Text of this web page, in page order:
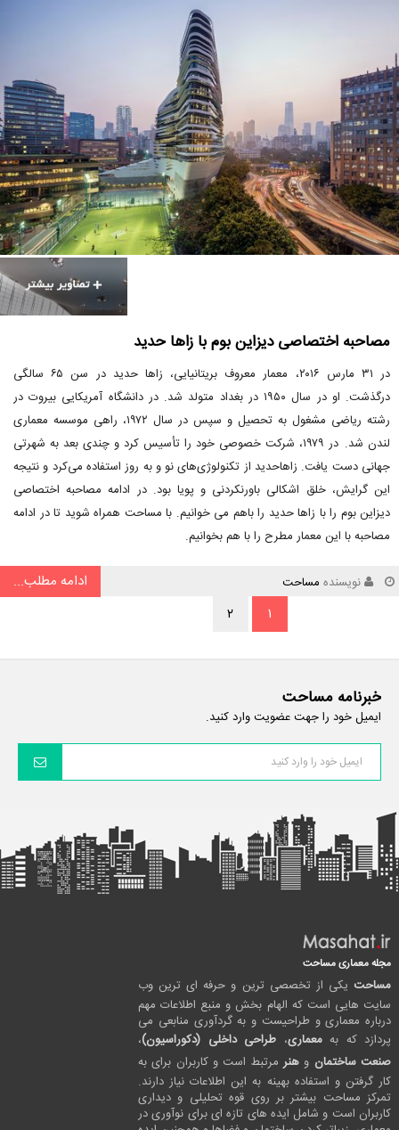
مصاحبه اختصاصی دیزاین بوم با زاها حدید
در ۳۱ مارس ۲۰۱۶، معمار معروف بریتانیایی، زاها حدید در سن ۶۵ سالگی
درگذشت. او در سال ۱۹۵۰ در بغداد متولد شد. در دانشگاه آمریکایی بیروت در
رشته ریاضی مشغول به تحصیل و سپس در سال ۱۹۷۲، راهی موسسه معماری
لندن شد. در ۱۹۷۹، شرکت خصوصی خود را تأسیس کرد و چندی بعد به شهرتی
جهانی دست یافت. زاهاحدید از تکنولوژی‌های نو و به روز استفاده می‌کرد و نتیجه
این گرایش، خلق اشکالی باورنکردنی و پویا بود. در ادامه مصاحبه اختصاصی
دیزاین بوم را با زاها حدید را باهم می خوانیم. با مساحت همراه شوید تا در ادامه
مصاحبه با این معمار مطرح را با هم بخوانیم.
نویسنده مساحت
ادامه مطلب...
۱
۲
خبرنامه مساحت
ایمیل خود را جهت عضویت وارد کنید.
مجله معماری مساحت
مساحت یکی از تخصصی ترین و حرفه ای ترین وب
سایت هایی است که الهام بخش و منبع اطلاعات مهم
درباره معماری و طراحیست و به گردآوری منابعی می
پردازد که بهمعماری، طراحی داخلی (دکوراسیون)،
صنعت ساختمان و هنرمرتبط است و کاربران برای به
کار گرفتن و استفاده بهینه به این اطلاعات نیاز دارند.
تمرکز مساحت بیشتر بر روی قوه تحلیلی و دیداری
کاربران است و شامل ایده های تازه ای برای نوآوری در